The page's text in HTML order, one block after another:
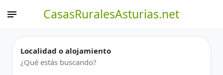
CasasRuralesAsturias.net
Localidad o alojamiento